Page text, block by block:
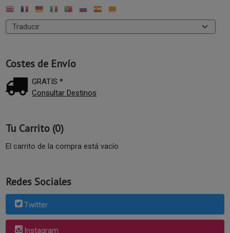
Costes de Envío
GRATIS *
Consultar Destinos
Tu Carrito (0)
El carrito de la compra está vacío
Redes Sociales
Twitter
Instagram